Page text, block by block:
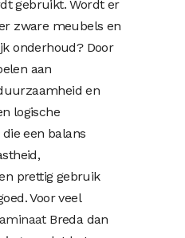
gebruikt. Wordt er
zware meubels en
onderhoud? Door
aan
en
logische
een balans
prettig gebruik
Voor veel
Breda dan